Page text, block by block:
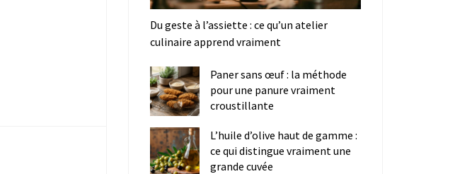
Du geste à l’assiette : ce qu’un atelier
culinaire apprend vraiment
Paner sans œuf : la méthode
pour une panure vraiment
croustillante
L’huile d’olive haut de gamme :
ce qui distingue vraiment une
grande cuvée